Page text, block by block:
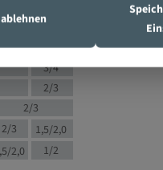
4/5
3/4
2/3
2/3
2/3
1,5/2,0
2,0 1/2